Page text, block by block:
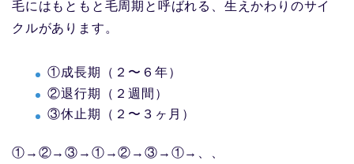
毛にはもともと毛周期と呼ばれる、生えかわりのサイ
クルがあります。
①成長期（２〜６年）
②退行期（２週間）
③休止期（２〜３ヶ月）
①→②→③→①→②→③→①→、、